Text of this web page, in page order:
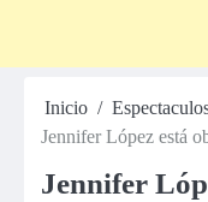
Inicio
Jennifer López está
Jennifer